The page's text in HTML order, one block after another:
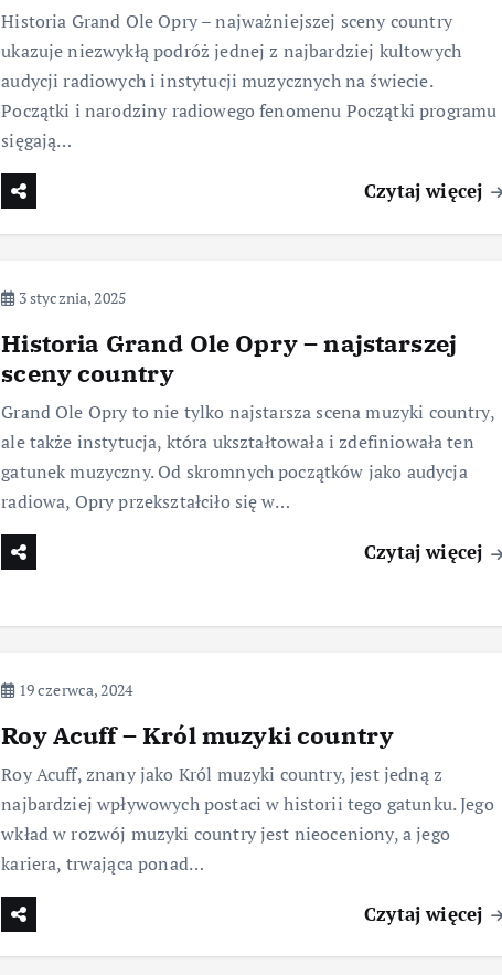
Historia Grand Ole Opry – najważniejszej sceny country
ukazuje niezwykłą podróż jednej z najbardziej kultowych
audycji radiowych i instytucji muzycznych na świecie.
Początki i narodziny radiowego fenomenu Początki programu
sięgają…
Czytaj więcej
3 stycznia, 2025
Historia Grand Ole Opry – najstarszej
sceny country
Grand Ole Opry to nie tylko najstarsza scena muzyki country,
ale także instytucja, która ukształtowała i zdefiniowała ten
gatunek muzyczny. Od skromnych początków jako audycja
radiowa, Opry przekształciło się w…
Czytaj więcej
19 czerwca, 2024
Roy Acuff – Król muzyki country
Roy Acuff, znany jako Król muzyki country, jest jedną z
najbardziej wpływowych postaci w historii tego gatunku. Jego
wkład w rozwój muzyki country jest nieoceniony, a jego
kariera, trwająca ponad…
Czytaj więcej